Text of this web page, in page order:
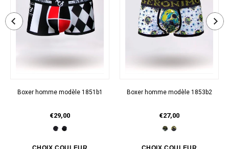
Boxer homme modèle 1851b1
€29,00
Boxer homme modèle 1853b2
€27,00